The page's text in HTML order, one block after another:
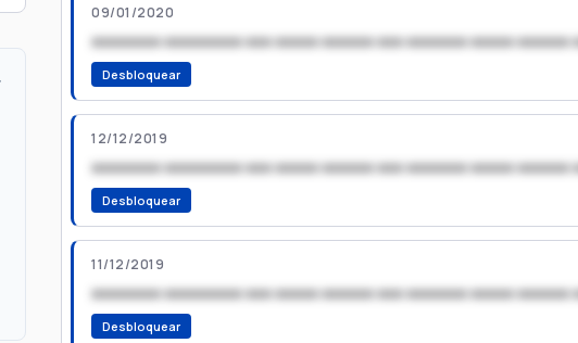
09/01/2020
xxxxxxxx xxxxxxxxx xxx xxxxx xxxxxx xxx xxxxxxx xxxxx xxxxxx
Desbloquear
12/12/2019
xxxxxxxx xxxxxxxxx xxx xxxxx xxxxxx xxx xxxxxxx xxxxx xxxxxx
Desbloquear
11/12/2019
xxxxxxxx xxxxxxxxx xxx xxxxx xxxxxx xxx xxxxxxx xxxxx xxxxxx
Desbloquear